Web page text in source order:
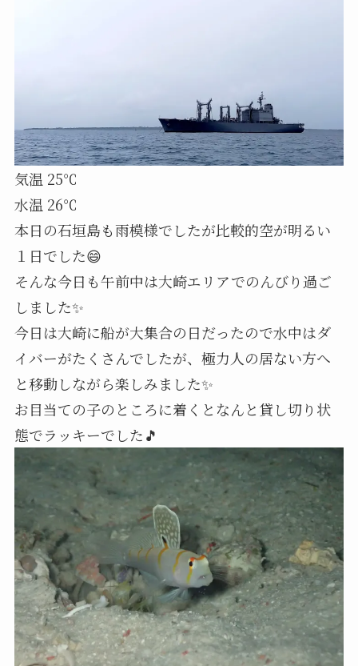
気温 25℃
水温 26℃
本日の石垣島も雨模様でしたが比較的空が明るい
１日でした😄
そんな今日も午前中は大崎エリアでのんびり過ご
しました✨
今日は大崎に船が大集合の日だったので水中はダ
イバーがたくさんでしたが、極力人の居ない方へ
と移動しながら楽しみました✨
お目当ての子のところに着くとなんと貸し切り状
態でラッキーでした🎵